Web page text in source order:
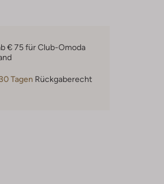
€ 75 für Club-Omoda
30 Tagen Rückgaberecht